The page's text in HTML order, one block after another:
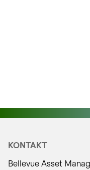
KONTAKT
Bellevue Asset